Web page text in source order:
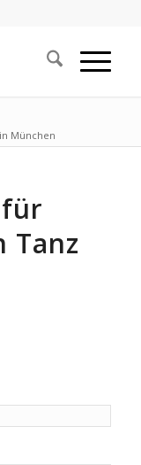
München
Tanz